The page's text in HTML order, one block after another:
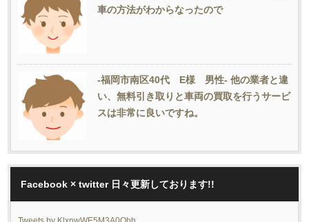
車の方法がわからなったので
-福岡市南区40代 E様 男性- 他の業者と違
い、無料引き取りと車両の買取を行うサービ
スは非常に良いですね。
Facebook × twitter 日々更新しております!!